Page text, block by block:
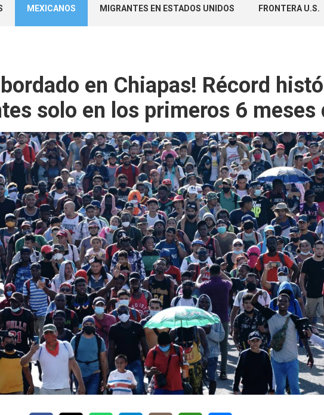
MEXICANOS MIGRANTES EN ESTADOS UNIDOS FRONTERA U.S.
en Chiapas! Récord
solo en los primeros 6 meses